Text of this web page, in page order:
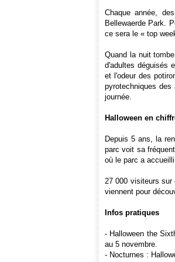
Chaque année,
Bellewaerde Park.
ce sera le « top
Quand la nuit
d'adultes déguisés
et l'odeur des
pyrotechniques
journée.
Halloween en
Depuis 5 ans, la
parc voit sa
où le parc a accueilli
27 000 visiteurs sur
viennent pour
Infos pratiques
- Halloween the
au 5 novembre.
- Nocturnes :